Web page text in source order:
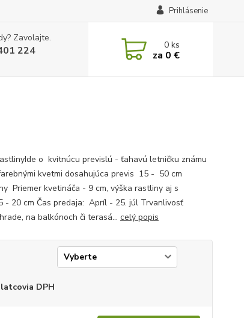
Prihlásenie
Zavolajte.
224 0ks
za 0 €
o kvitnúcu previslú - ťahavú letničku známu
kvetmi dosahujúca previs 15 - 50 cm
Priemer kvetináča - 9 cm, výška rastliny aj s
- 20 cm Čas predaja: Apríl - 25. júl Trvanlivosť
na balkónoch či terasá... celý popis
DPH